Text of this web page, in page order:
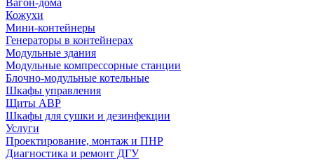
Вагон-дома
Кожухи
Мини-контейнеры
Генераторы в контейнерах
Модульные здания
Модульные компрессорные станции
Блочно-модульные котельные
Шкафы управления
Щиты АВР
Шкафы для сушки и дезинфекции
Услуги
Проектирование, монтаж и ПНР
Диагностика и ремонт ДГУ